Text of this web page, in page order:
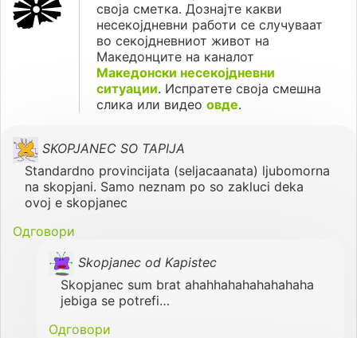
своја сметка. Дознајте какви
несекојдневни работи се случуваат
во секојдневниот живот на
Македонците на каналот
Македонски несекојдневни
ситуации. Испратете своја смешна
слика или видео овде.
SKOPJANEC SO TAPIJA
Standardno provincijata (seljacaanata) ljubomorna
na skopjani. Samo neznam po so zakluci deka
ovoj e skopjanec
Одговори
Skopjanec od Kapistec
Skopjanec sum brat ahahhahahahahahaha
jebiga se potrefi…
Одговори